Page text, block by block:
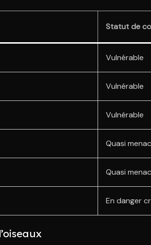
Statut de
Vulnérable
Vulnérable
Vulnérable
Quasi
Quasi
En danger